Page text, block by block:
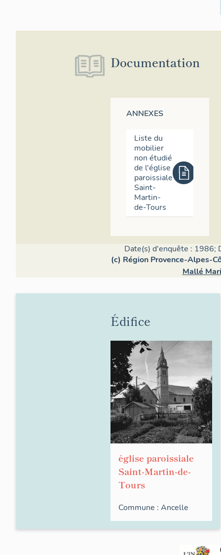
Documentation
ANNEXES
Liste du
mobilier
non étudié
de l'église
paroissiale
Saint-
Martin-
de-Tours
Date(s) d'enquête : 1986;
(c) Région Provence-Alpes-
Mallé
Édifice
église paroissiale
Saint-Martin-de-
Tours
Commune : Ancelle